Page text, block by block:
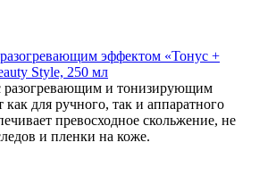
эффектом «Тонус +
Style, 250 мл
разогревающим и тонизирующим
для ручного, так и аппаратного
превосходное скольжение, не
и пленки на коже.